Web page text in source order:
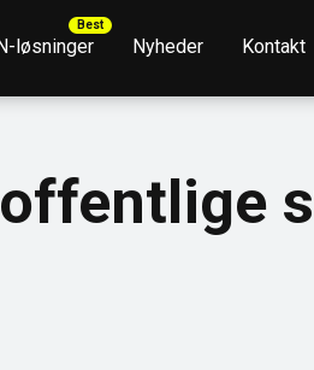
løsninger Nyheder Kontakt